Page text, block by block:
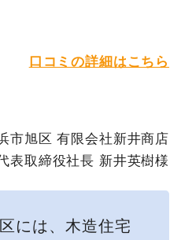
口コミの詳細はこちら
市旭区 有限会社新井商店
表取締役社長 新井英樹様
には、木造住宅